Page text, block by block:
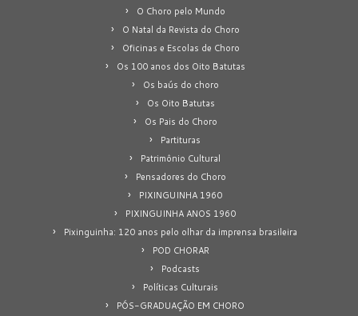
O Choro pelo Mundo
O Natal da Revista do Choro
Oficinas e Escolas de Choro
Os 100 anos dos Oito Batutas
Os baús do choro
Os Oito Batutas
Os Pais do Choro
Partituras
Patrimônio Cultural
Pensadores do Choro
PIXINGUINHA 1960
PIXINGUINHA ANOS 1960
Pixinguinha: 120 anos pelo olhar da imprensa brasileira
POD CHORAR
Podcasts
Políticas Culturais
PÓS-GRADUAÇÃO EM CHORO